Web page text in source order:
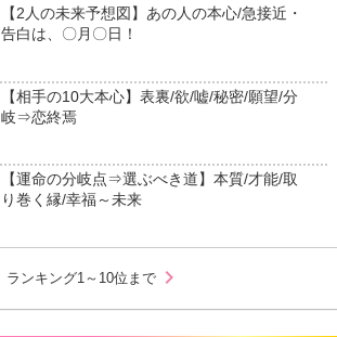
【2人の未来予想図】あの人の本心/急接近・
告白は、〇月〇日！
【相手の10大本心】表裏/欲/嘘/秘密/願望/分
岐⇒恋終焉
【運命の分岐点⇒選ぶべき道】本質/才能/取
り巻く縁/幸福～未来
ランキング1～10位まで chevron_right